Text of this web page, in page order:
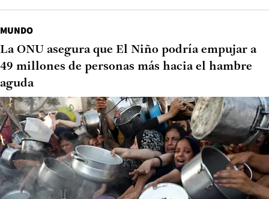
MUNDO
La ONU asegura que El Niño podría empujar a
49 millones de personas más hacia el hambre
aguda